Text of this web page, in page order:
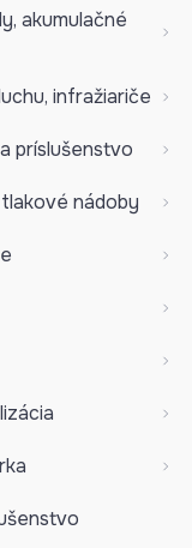
akumulačné
infražiariče
príslušenstvo
nádoby